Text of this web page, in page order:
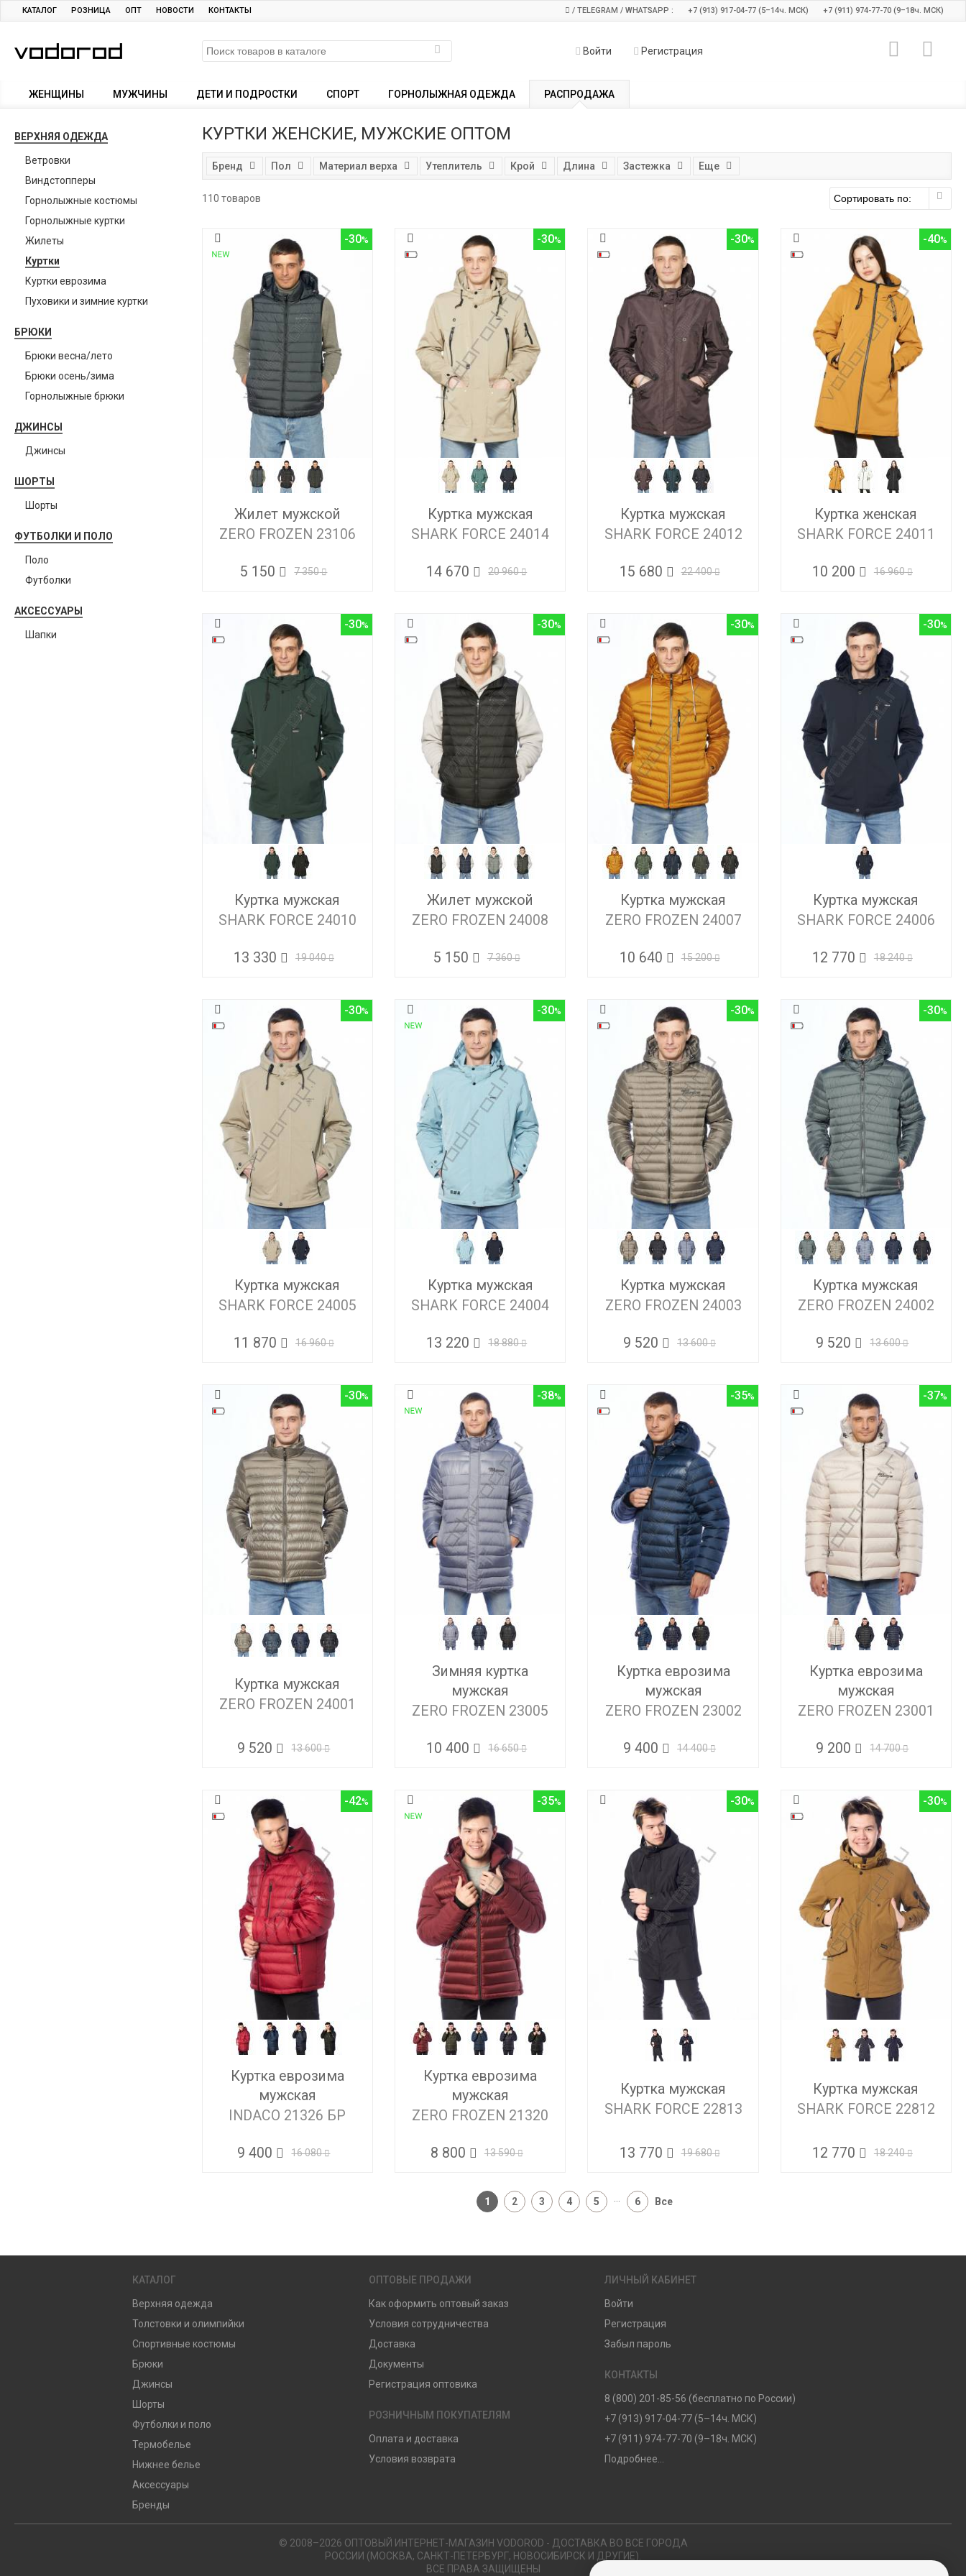
КАТАЛОГ РОЗНИЦА ОПТ НОВОСТИ КОНТАКТЫ / TELEGRAM / WHATSAPP : +7 (913) 917-04-77 (5–14ч. МСК) +7 (911) 974-77-70 (9–18ч. МСК)
Войти Регистрация
ЖЕНЩИНЫ МУЖЧИНЫ ДЕТИ И ПОДРОСТКИ СПОРТ ГОРНОЛЫЖНАЯ ОДЕЖДА РАСПРОДАЖА
ВЕРХНЯЯ ОДЕЖДА
Ветровки
Виндстопперы
Горнолыжные костюмы
Горнолыжные куртки
Жилеты
Куртки
Куртки еврозима
Пуховики и зимние куртки
БРЮКИ
Брюки весна/лето
Брюки осень/зима
Горнолыжные брюки
ДЖИНСЫ
Джинсы
ШОРТЫ
Шорты
ФУТБОЛКИ И ПОЛО
Поло
Футболки
АКСЕССУАРЫ
Шапки
КУРТКИ ЖЕНСКИЕ, МУЖСКИЕ ОПТОМ
Бренд Пол Материал верха Утеплитель Крой Длина Застежка Еще
110 товаров
-30
Жилет мужской
ZERO FROZEN 23106
5 150 7 350
-30
Куртка мужская
SHARK FORCE 24014
14 670 20 960
-30
Куртка мужская
SHARK FORCE 24012
15 680 22 400
-40
Куртка женская
SHARK FORCE 24011
10 200 16 960
-30
Куртка мужская
SHARK FORCE 24010
13 330 19 040
-30
Жилет мужской
ZERO FROZEN 24008
5 150 7 360
-30
Куртка мужская
ZERO FROZEN 24007
10 640 15 200
-30
Куртка мужская
SHARK FORCE 24006
12 770 18 240
-30
Куртка мужская
SHARK FORCE 24005
11 870 16 960
-30
Куртка мужская
SHARK FORCE 24004
13 220 18 880
-30
Куртка мужская
ZERO FROZEN 24003
9 520 13 600
-30
Куртка мужская
ZERO FROZEN 24002
9 520 13 600
-30
Куртка мужская
ZERO FROZEN 24001
9 520 13 600
-38
Зимняя куртка
мужская
ZERO FROZEN 23005
10 400 16 650
-35
Куртка еврозима
мужская
ZERO FROZEN 23002
9 400 14 400
-37
Куртка еврозима
мужская
ZERO FROZEN 23001
9 200 14 700
-42
Куртка еврозима
мужская
INDACO 21326 БР
9 400 16 080
-35
Куртка еврозима
мужская
ZERO FROZEN 21320
8 800 13 590
-30
Куртка мужская
SHARK FORCE 22813
13 770 19 680
-30
Куртка мужская
SHARK FORCE 22812
12 770 18 240
1 2 3 4 5 ... 6 Все
КАТАЛОГ
Верхняя одежда
Толстовки и олимпийки
Спортивные костюмы
Брюки
Джинсы
Шорты
Футболки и поло
Термобелье
Нижнее белье
Аксессуары
Бренды
ОПТОВЫЕ ПРОДАЖИ
Как оформить оптовый заказ
Условия сотрудничества
Доставка
Документы
Регистрация оптовика
РОЗНИЧНЫМ ПОКУПАТЕЛЯМ
Оплата и доставка
Условия возврата
ЛИЧНЫЙ КАБИНЕТ
Войти
Регистрация
Забыл пароль
КОНТАКТЫ
8 (800) 201-85-56 (бесплатно по России)
+7 (913) 917-04-77 (5–14ч. МСК)
+7 (911) 974-77-70 (9–18ч. МСК)
Подробнее...
© 2008–2026 ОПТОВЫЙ ИНТЕРНЕТ-МАГАЗИН VODOROD - ДОСТАВКА ВО ВСЕ ГОРОДА
РОССИИ (МОСКВА, САНКТ-ПЕТЕРБУРГ, НОВОСИБИРСК И ДРУГИЕ).
ВСЕ ПРАВА ЗАЩИЩЕНЫ